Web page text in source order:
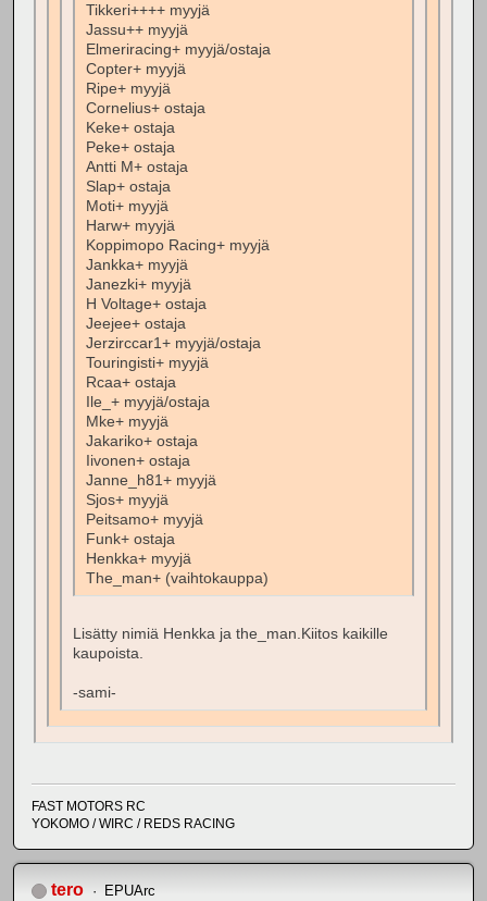
Tikkeri++++ myyjä
Jassu++ myyjä
Elmeriracing+ myyjä/ostaja
Copter+ myyjä
Ripe+ myyjä
Cornelius+ ostaja
Keke+ ostaja
Peke+ ostaja
Antti M+ ostaja
Slap+ ostaja
Moti+ myyjä
Harw+ myyjä
Koppimopo Racing+ myyjä
Jankka+ myyjä
Janezki+ myyjä
H Voltage+ ostaja
Jeejee+ ostaja
Jerzirccar1+ myyjä/ostaja
Touringisti+ myyjä
Rcaa+ ostaja
Ile_+ myyjä/ostaja
Mke+ myyjä
Jakariko+ ostaja
Iivonen+ ostaja
Janne_h81+ myyjä
Sjos+ myyjä
Peitsamo+ myyjä
Funk+ ostaja
Henkka+ myyjä
The_man+ (vaihtokauppa)
Lisätty nimiä Henkka ja the_man.Kiitos kaikille
kaupoista.
-sami-
FAST MOTORS RC
YOKOMO / WIRC / REDS RACING
tero EPUArc